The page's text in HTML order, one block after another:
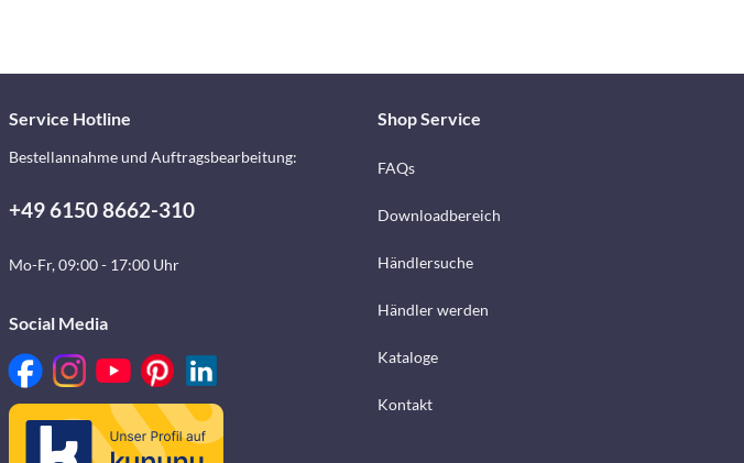
Service Hotline
Bestellannahme und Auftragsbearbeitung:
+49 6150 8662-310
Mo-Fr, 09:00 - 17:00 Uhr
Social Media
Shop Service
FAQs
Downloadbereich
Händlersuche
Händler werden
Kataloge
Kontakt